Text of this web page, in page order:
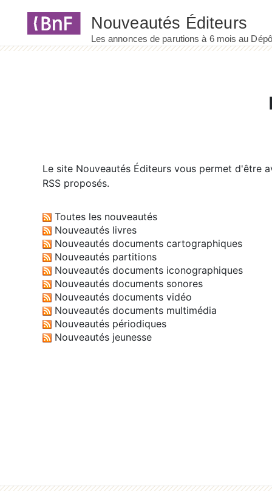
Le site Nouveautés Éditeurs vous permet d'être
RSS proposés.
Toutes les nouveautés
Nouveautés livres
Nouveautés documents cartographiques
Nouveautés partitions
Nouveautés documents iconographiques
Nouveautés documents sonores
Nouveautés documents vidéo
Nouveautés documents multimédia
Nouveautés périodiques
Nouveautés jeunesse